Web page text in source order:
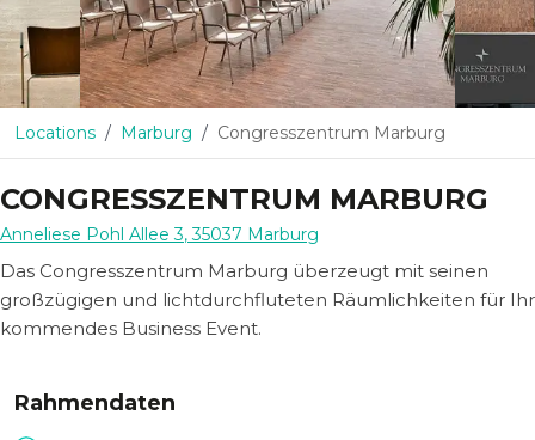
Locations Marburg Congresszentrum Marburg
CONGRESSZENTRUM MARBURG
Anneliese Pohl Allee 3,35037 Marburg
Das Congresszentrum Marburg überzeugt mit seinen
großzügigen und lichtdurchfluteten Räumlichkeiten für Ihr
kommendes Business Event.
Rahmendaten